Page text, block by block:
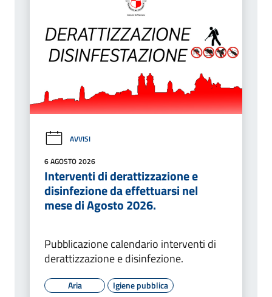
AVVISI
6 AGOSTO 2026
Interventi di derattizzazione e
disinfezione da effettuarsi nel
mese di Agosto 2026.
Pubblicazione calendario interventi di
derattizzazione e disinfezione.
Aria Igiene pubblica